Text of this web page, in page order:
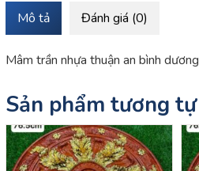
Mô tả Đánh giá (0)
Mâm trần nhựa thuận an bình dương
Sản phẩm tương tự